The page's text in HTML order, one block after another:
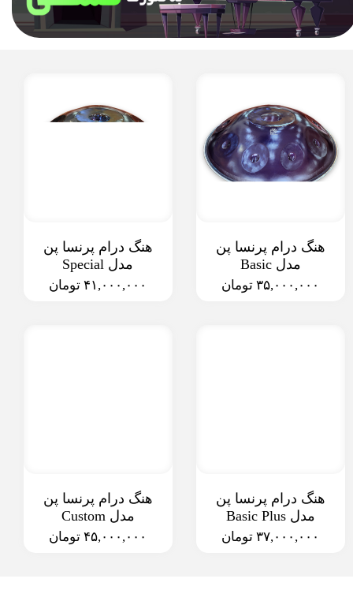
هنگ درام پرنسا پن
مدل Basic
۳۵,۰۰۰,۰۰۰ تومان
هنگ درام پرنسا پن
مدل Special
۴۱,۰۰۰,۰۰۰ تومان
هنگ درام پرنسا پن
مدل Basic Plus
۳۷,۰۰۰,۰۰۰ تومان
هنگ درام پرنسا پن
مدل Custom
۴۵,۰۰۰,۰۰۰ تومان